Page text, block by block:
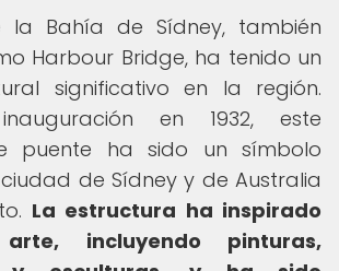
la Bahía de Sídney, también
Harbour Bridge, ha tenido un
significativo en la región.
en 1932, este
puente ha sido un símbolo
de Sídney y de Australia
La estructura ha inspirado
incluyendo pinturas,